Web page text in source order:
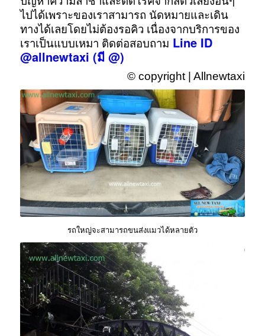
ไปได้เพราะของเราสามารถ นัดหมายและเดิน
ทางได้เลยโดยไม่ต้องรอคิว เนื่องจากบริการของ
เราเป็นแบบเหมา ติดต่อสอบถาม Line ID
@allnewtaxi (มี @)
© copyright | Allnewtaxi
รถใหญ่จะสามารถขนส่งแมวได้หลายตัว